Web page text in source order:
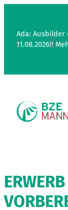
Ada: Ausbilder
11.08.2026!!